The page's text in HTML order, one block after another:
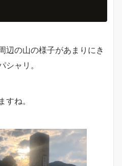
辺の山の様子があまりにき
ャリ。
ね。